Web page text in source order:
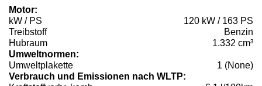
Motor:
kW / PS
120 kW / 163 PS
Treibstoff
Benzin
Hubraum
1.332 cm³
Umweltnormen:
Umweltplakette
1 (None)
Verbrauch und Emissionen nach WLTP: